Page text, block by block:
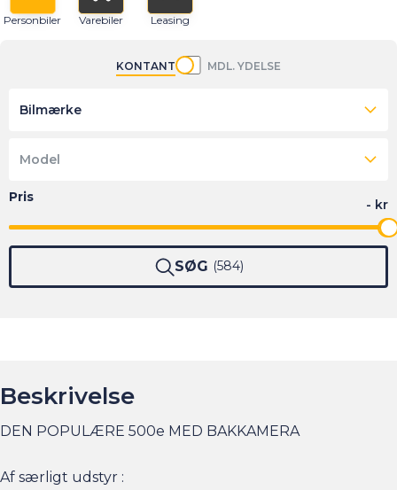
Personbiler Varebiler Leasing
KONTANT MDL. YDELSE
Bilmærke
Model
SØG 584
Beskrivelse
DEN POPULÆRE 500e MED BAKKAMERA
Af særligt udstyr :